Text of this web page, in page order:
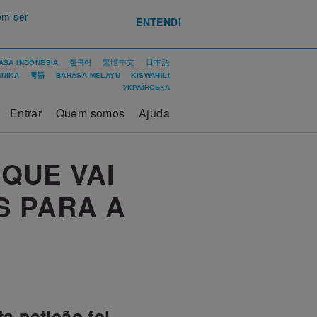
ser
ENTENDI
INDONESIA 한국어 繁體中文 日本語
粵語 BAHASA MELAYU
KISWAHILI
УКРАЇНСЬКА
Entrar Quem somos Ajuda
VAI
PARA A